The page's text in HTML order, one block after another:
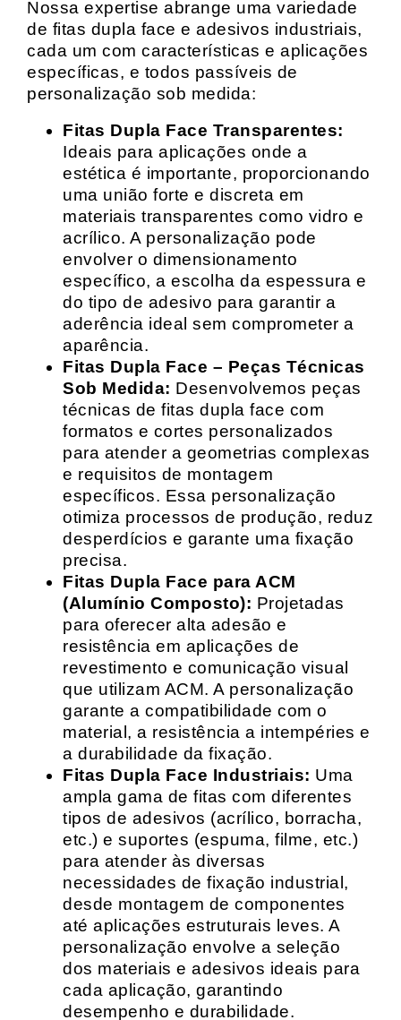
Nossa expertise abrange uma variedade
de fitas dupla face e adesivos industriais,
cada um com características e aplicações
específicas, e todos passíveis de
personalização sob medida:
Fitas Dupla Face Transparentes:
Ideais para aplicações onde a
estética é importante, proporcionando
uma união forte e discreta em
materiais transparentes como vidro e
acrílico. A personalização pode
envolver o dimensionamento
específico, a escolha da espessura e
do tipo de adesivo para garantir a
aderência ideal sem comprometer a
aparência.
Fitas Dupla Face – Peças Técnicas
Sob Medida: Desenvolvemos peças
técnicas de fitas dupla face com
formatos e cortes personalizados
para atender a geometrias complexas
e requisitos de montagem
específicos. Essa personalização
otimiza processos de produção, reduz
desperdícios e garante uma fixação
precisa.
Fitas Dupla Face para ACM
(Alumínio Composto): Projetadas
para oferecer alta adesão e
resistência em aplicações de
revestimento e comunicação visual
que utilizam ACM. A personalização
garante a compatibilidade com o
material, a resistência a intempéries e
a durabilidade da fixação.
Fitas Dupla Face Industriais: Uma
ampla gama de fitas com diferentes
tipos de adesivos (acrílico, borracha,
etc.) e suportes (espuma, filme, etc.)
para atender às diversas
necessidades de fixação industrial,
desde montagem de componentes
até aplicações estruturais leves. A
personalização envolve a seleção
dos materiais e adesivos ideais para
cada aplicação, garantindo
desempenho e durabilidade.